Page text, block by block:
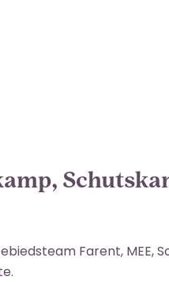
Farent, MEE,